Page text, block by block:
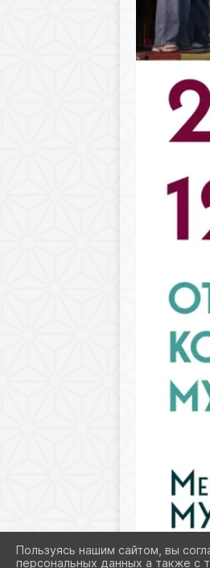
Пользуясь нашим сайтом, вы
персональных данных а также с